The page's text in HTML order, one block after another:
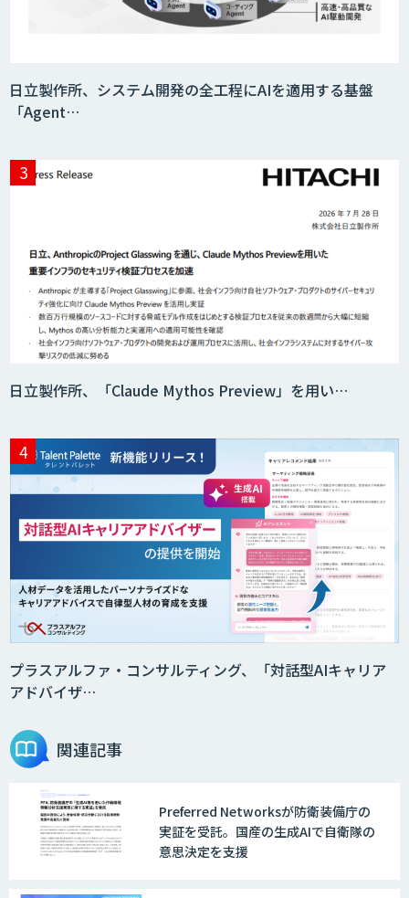
生成AIの業務活用は「Safe AI
スマート工場ソリューションkizkia-
Meter
Preferred Networks Visual Inspection
サテライトAI
音声・画像・動画データセット販売・収
法人向けAIドライブレコーダー「ナウ
物流チェッカー
日立製作所、システム開発の全工程にAIを適用する基盤
「Agent…
日立製作所、「Claude Mythos Preview」を用い…
プラスアルファ・コンサルティング、「対話型AIキャリア
アドバイザ…
関連記事
Preferred Networksが防衛装備庁の
実証を受託。国産の生成AIで自衛隊の
意思決定を支援